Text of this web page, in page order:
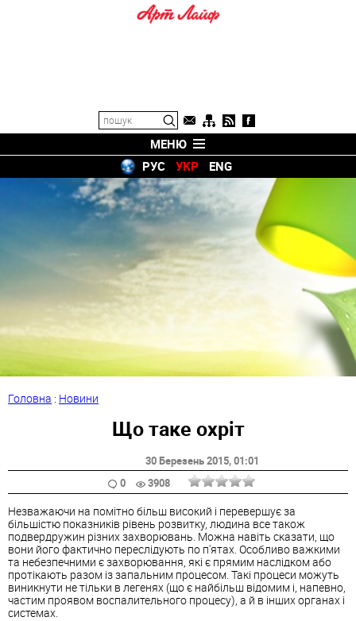
МЕНЮ
РУС
УКР ENG
Головна : Новини
Що таке охріт
30 Березень 2015, 01:01
0
3908
Незважаючи на помітно більш високий і перевершує за
більшістю показників рівень розвитку, людина все також
подвердружин різних захворювань. Можна навіть сказати, що
вони його фактично переслідують по п'ятах. Особливо важкими
та небезпечними є захворювання, які є прямим наслідком або
протікають разом із запальним процесом. Такі процеси можуть
виникнути не тільки в легенях (що є найбільш відомим і, напевно,
частим проявом воспалительного процесу), а й в інших органах і
системах.